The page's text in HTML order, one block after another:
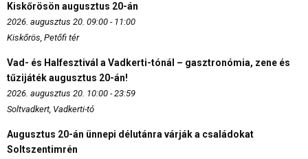
Kiskőrösön augusztus 20-án
2026. augusztus 20. 09:00 - 11:00
Kiskőrös, Petőfi tér
Vad- és Halfesztivál a Vadkerti-tónál – gasztronómia, zene és
tűzijáték augusztus 20-án!
2026. augusztus 20. 10:00 - 23:59
Soltvadkert, Vadkerti-tó
Augusztus 20-án ünnepi délutánra várják a családokat
Soltszentimrén